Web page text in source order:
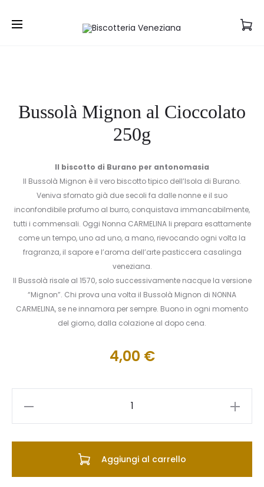
BUSSOLÀ
MIGNON
ZALETI
CON
Home
Bussolà Mignon al Cioccolato
250g
Il biscotto di Burano per antonomasia
Il Bussolà Mignon è il vero biscotto tipico dell’Isola di Burano.
Veniva sfornato già due secoli fa dalle nonne e il suo
inconfondibile profumo al burro, conquistava immancabilmente,
tutti i commensali. Oggi Nonna CARMELINA li prepara esattamente
come un tempo, uno ad uno, a mano, rievocando ogni volta la
fragranza, il sapore e l’aroma dell’arte pasticcera casalinga
veneziana.
Il Bussolà risale al 1570, solo successivamente nacque la versione
“Mignon”. Chi prova una volta il Bussolà Mignon di NONNA
CARMELINA, se ne innamora per sempre. Buono in ogni momento
del giorno, dalla colazione al dopo cena.
4,00 €
Aggiungi al carrello